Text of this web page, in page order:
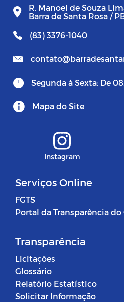
R. Manoel de Souza
Barra de Santa Rosa /
(83) 3376-1040
Segunda à Sexta: De
Mapa do Site
Instagram
Serviços Online
FGTS
Portal da Transparência do
Transparência
Licitações
Glossário
Relatório Estatístico
Solicitar Informação